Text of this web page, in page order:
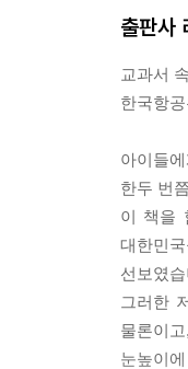
출판사
교과서
한국항
아이들
한두 번
이 책을
대한민
선보였
그러한
물론이
눈높이